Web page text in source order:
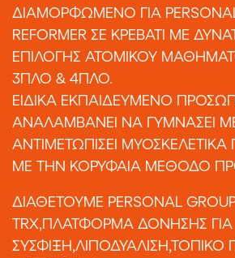
ΔΙΑΜΟΡΦΩΜΕΝΟ ΓΙΑ PERSONAL
REFORMER ΣΕ ΚΡΕΒΑΤΙ ΜΕ
ΕΠΙΛΟΓΗΣ ΑΤΟΜΙΚΟΥ
3ΠΛΟ & 4ΠΛΟ.
ΕΙΔΙΚΑ ΕΚΠΑΙΔΕΥΜΕΝΟ
ΑΝΑΛΑΜΒΑΝΕΙ ΝΑ ΓΥΜΝΑΣΕΙ
ΑΝΤΙΜΕΤΩΠΙΣΕΙ
ME THN ΚΟΡΥΦΑΙΑ ΜΕΘΟΔΟ
ΔΙΑΘΕΤΟΥΜΕ PERSONAL
TRX,ΠΛΑΤΦΟΡΜΑ ΔΟΝΗΣΗΣ ΓΙΑ
ΣΥΣΦΙΞΗ,ΛΙΠΟΔΥΑΛΙΣΗ,ΤΟΠΙΚΟ